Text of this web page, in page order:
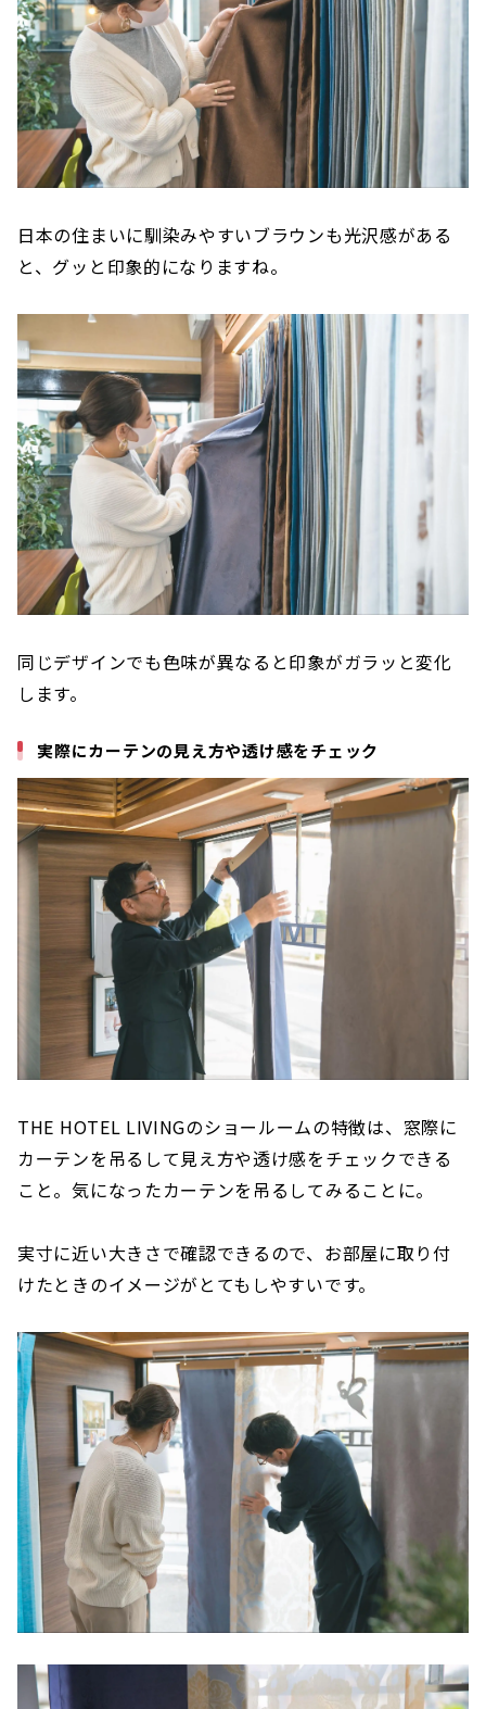
日本の住まいに馴染みやすいブラウンも光沢感がある
と、グッと印象的になりますね。
同じデザインでも色味が異なると印象がガラッと変化
します。
実際にカーテンの見え方や透け感をチェック
THE HOTEL LIVINGのショールームの特徴は、窓際に
カーテンを吊るして見え方や透け感をチェックできる
こと。気になったカーテンを吊るしてみることに。
実寸に近い大きさで確認できるので、お部屋に取り付
けたときのイメージがとてもしやすいです。